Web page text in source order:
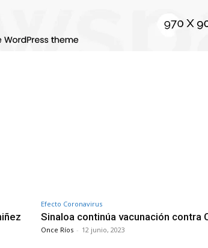
Efecto Coronavirus
Sinaloa continúa vacunación contra
Once Ríos - 12 junio, 2023